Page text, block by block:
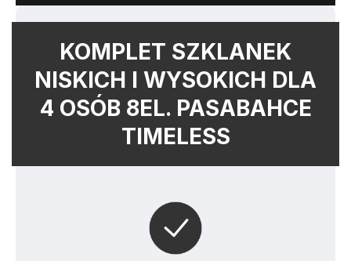
KOMPLET SZKLANEK
NISKICH I WYSOKICH DLA
4 OSÓB 8EL. PASABAHCE
TIMELESS